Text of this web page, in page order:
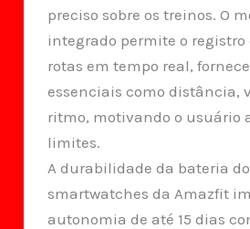
preciso sobre os treinos. O
integrado permite o registro
rotas em tempo real,
essenciais como distância,
ritmo, motivando o usuário
limites.
A durabilidade da bateria
smartwatches da Amazfit
autonomia de até 15 dias